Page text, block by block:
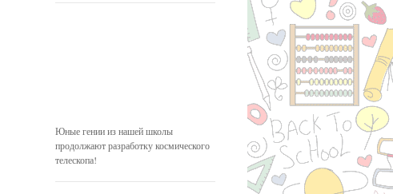
Юные гении из нашей школы
продолжают разработку космического
телескопа!